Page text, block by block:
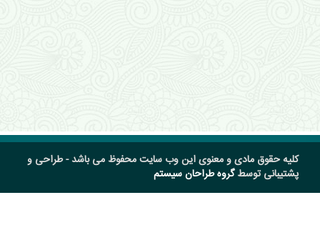
کلیه حقوق مادی و معنوی این وب سایت محفوظ می باشد - طراحی و
پشتیبانی توسطگروه طراحان سیستم